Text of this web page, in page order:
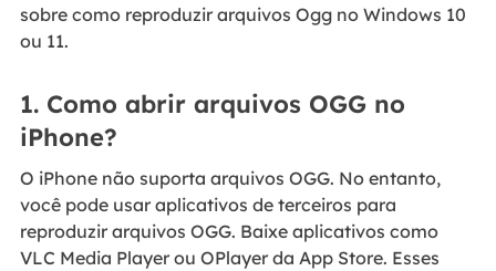
sobre como reproduzir arquivos Ogg no Windows 10
ou 11.
1. Como abrir arquivos OGG no
iPhone?
O iPhone não suporta arquivos OGG. No entanto,
você pode usar aplicativos de terceiros para
reproduzir arquivos OGG. Baixe aplicativos como
VLC Media Player ou OPlayer da App Store. Esses